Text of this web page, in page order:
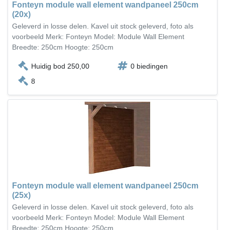
Fonteyn module wall element wandpaneel 250cm
(20x)
Geleverd in losse delen. Kavel uit stock geleverd, foto als
voorbeeld Merk: Fonteyn Model: Module Wall Element
Breedte: 250cm Hoogte: 250cm
Huidig bod 250,00
0 biedingen
8
Fonteyn module wall element wandpaneel 250cm
(25x)
Geleverd in losse delen. Kavel uit stock geleverd, foto als
voorbeeld Merk: Fonteyn Model: Module Wall Element
Breedte: 250cm Hoogte: 250cm